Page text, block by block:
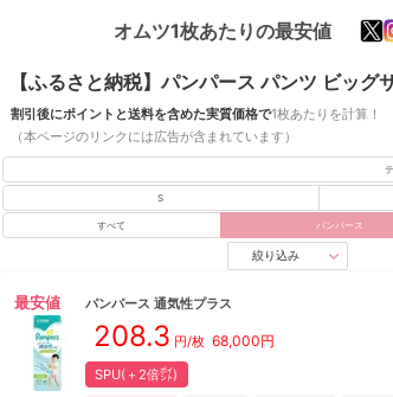
オムツ1枚あたりの最安値
【ふるさと納税】パンパース パンツ ビッグ
割引後にポイントと送料を含めた実質価格で1枚あたりを計算！
（本ページのリンクには広告が含まれています）
S
すべて パンパース
絞り込み
最安値 パンパース 通気性プラス
208.3 円/枚 68,000円
SPU(＋2倍㌽)